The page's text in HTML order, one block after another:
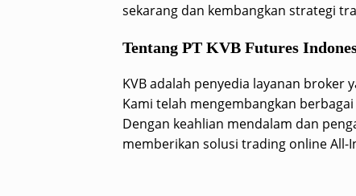
sekarang dan kembangkan strategi
Tentang PT KVB Futures
KVB adalah penyedia layanan broker
Kami telah mengembangkan
Dengan keahlian mendalam dan
memberikan solusi trading online All-